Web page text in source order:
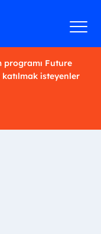
programı Future
isteyenler